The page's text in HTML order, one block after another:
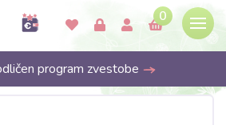
0
program zvestobe